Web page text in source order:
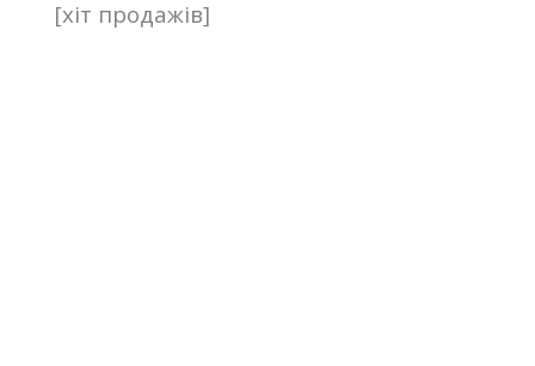
[хіт продажів]